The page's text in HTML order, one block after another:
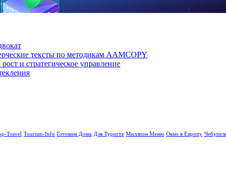
тексты по методикам AAMCOPY
и стратегическое управление
Travel Tourism-Info Готовим Дома Для Туриста Миллион Меню Окно в Европу